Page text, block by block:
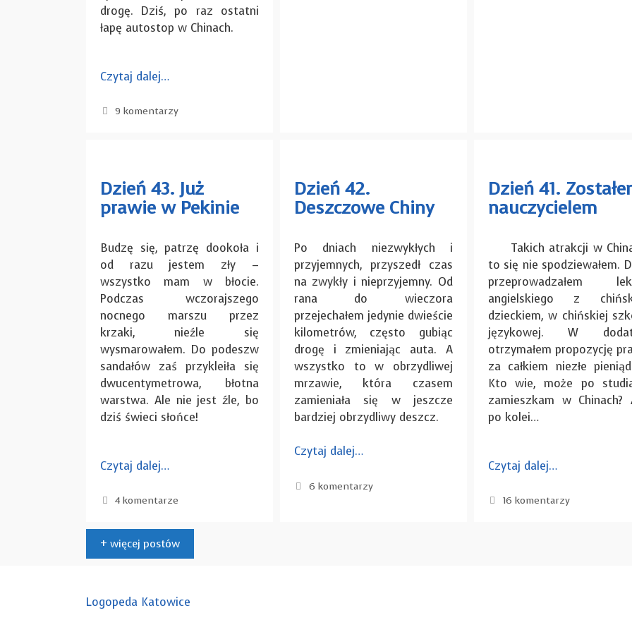
drogę. Dziś, po raz ostatni
łapę autostop w Chinach.
Czytaj dalej…
9 komentarzy
Dzień 43. Już
prawie w Pekinie
Budzę się, patrzę dookoła i
od razu jestem zły –
wszystko mam w błocie.
Podczas wczorajszego
nocnego marszu przez
krzaki, nieźle się
wysmarowałem. Do podeszw
sandałów zaś przykleiła się
dwucentymetrowa, błotna
warstwa. Ale nie jest źle, bo
dziś świeci słońce!
Czytaj dalej…
4 komentarze
Dzień 42.
Deszczowe Chiny
Po dniach niezwykłych i
przyjemnych, przyszedł czas
na zwykły i nieprzyjemny. Od
rana do wieczora
przejechałem jedynie dwieście
kilometrów, często gubiąc
drogę i zmieniając auta. A
wszystko to w obrzydliwej
mrzawie, która czasem
zamieniała się w jeszcze
bardziej obrzydliwy deszcz.
Czytaj dalej…
6 komentarzy
Dzień 41.
nauczycielem
Takich atrakcji w
to się nie spodziewałem.
przeprowadzałem
angielskiego z
dzieckiem, w chińskiej
językowej. W
otrzymałem propozycję
za całkiem niezłe
Kto wie, może po
zamieszkam w Chinach?
po kolei…
Czytaj dalej…
16 komentarzy
+ więcej postów
Logopeda Katowice